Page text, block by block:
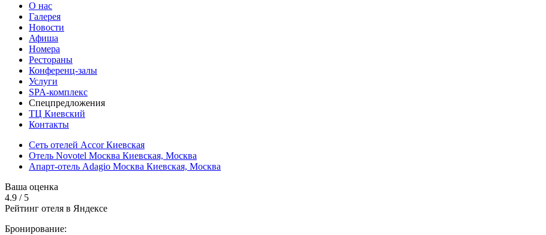
О нас
Галерея
Новости
Афиша
Номера
Рестораны
Конференц-залы
Услуги
SPA-комплекс
Спецпредложения
ТЦ Киевский
Контакты
Сеть отелей Accor Киевская
Отель Novotel Москва Киевская, Москва
Апарт-отель Adagio Москва Киевская, Москва
Ваша оценка
4.9 / 5
Рейтинг отеля в Яндексе
Бронирование: